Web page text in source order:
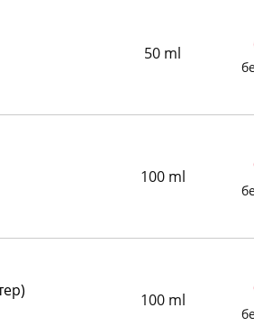
50 ml
100 ml
100 ml